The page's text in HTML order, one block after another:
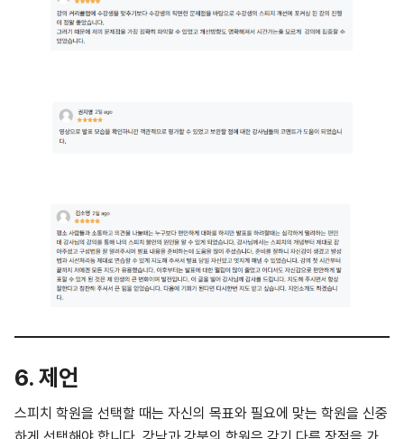
6. 제언
스피치 학원을 선택할 때는 자신의 목표와 필요에 맞는 학원을 신중